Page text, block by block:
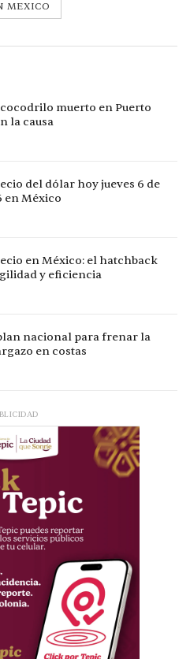
MEXICO
muerto en Puerto
la causa
del dólar hoy jueves 6 de
en México
en México: el hatchback
y eficiencia
nacional para frenar la
en costas